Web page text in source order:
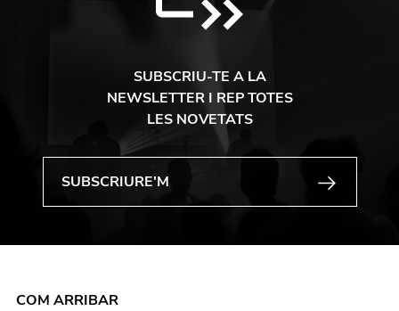
SUBSCRIU-TE A LA
NEWSLETTER I REP TOTES
LES NOVETATS
COM ARRIBAR